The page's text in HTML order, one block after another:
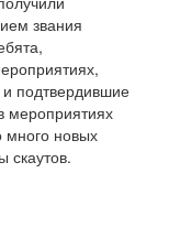
звания
и подтвердившие
мероприятиях
много новых
скаутов.